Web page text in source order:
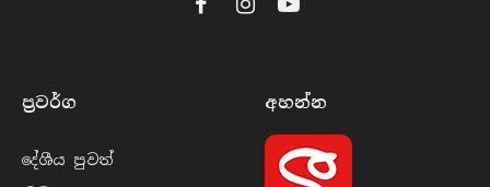
FacebookInstagramYouTube
ප්‍රවර්​ග
දේශීය පුව​ත්
අහන්​න